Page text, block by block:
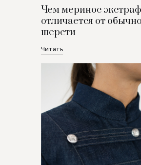
Чем меринос
отличается от
шерсти
Читать